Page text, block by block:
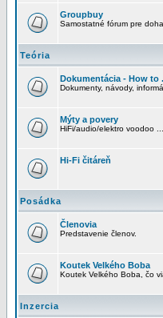
Groupbuy
Samostatné fórum pre
Teória
Dokumentácia - How to
Dokumenty, návody,
Mýty a povery
HiFi/audio/elektro voodoo ...
Hi-Fi čitáreň
Posádka
Členovia
Predstavenie členov.
Koutek Velkého Boba
Koutek Velkého Boba, čo
Inzercia